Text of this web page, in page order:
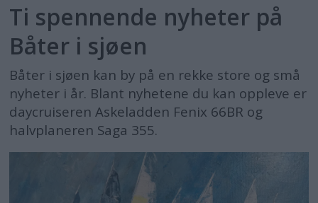
Ti spennende nyheter på
Båter i sjøen
Båter i sjøen kan by på en rekke store og små
nyheter i år. Blant nyhetene du kan oppleve er
daycruiseren Askeladden Fenix 66BR og
halvplaneren Saga 355.